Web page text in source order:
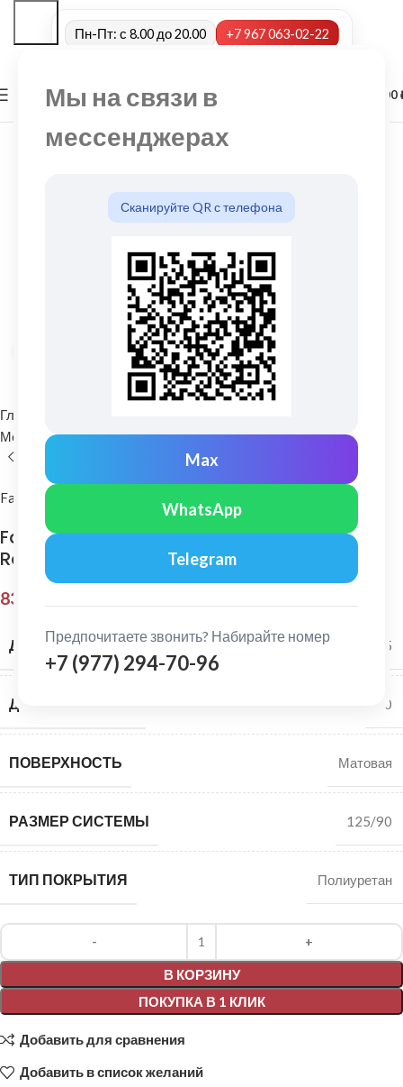
Мы на связи в
мессенджерах
Сканируйте QR с телефона
Max
WhatsApp
Telegram
Предпочитаете звонить? Набирайте номер
+7 (977) 294-70-96
Пн-Пт: с 8.00 до 20.00 +7 967 063-02-22
МЕНЮ 0,00
Нажмите, чтобы увеличить
Главная
Металлические водосточные системы Нижнее колено (слив)
FarAcs PREMIUM
FarAcs PREMIUM: Отвод трубы 125/90 MATT
Ral 8017
839,00
ДИАМЕТР ЖЕЛОБА 125
ДИАМЕТР ТРУБЫ 90
ПОВЕРХНОСТЬ Матовая
РАЗМЕР СИСТЕМЫ 125/90
ТИП ПОКРЫТИЯ Полиуретан
В КОРЗИНУ
ПОКУПКА В 1 КЛИК
Alternative:
Добавить для сравнения
Добавить в список желаний